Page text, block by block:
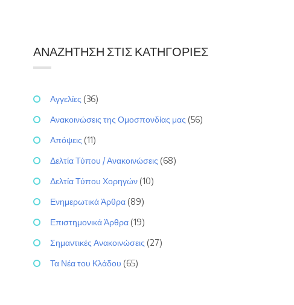
ΑΝΑΖΉΤΗΣΗ ΣΤΙΣ ΚΑΤΗΓΟΡΊΕΣ
Αγγελίες (36)
Ανακοινώσεις της Ομοσπονδίας μας (56)
Απόψεις (11)
Δελτία Τύπου / Ανακοινώσεις (68)
Δελτία Τύπου Χορηγών (10)
Ενημερωτικά Άρθρα (89)
Επιστημονικά Άρθρα (19)
Σημαντικές Ανακοινώσεις (27)
Τα Νέα του Κλάδου (65)